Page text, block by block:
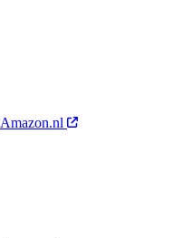
Amazon.nl